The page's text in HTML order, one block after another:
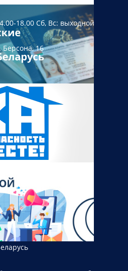
18.00 Сб, Вс: выходной
Берсона, 16